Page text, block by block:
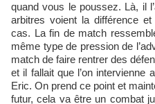
quand vous le poussez. Là, il
arbitres voient la différence et
cas. La fin de match
même type de pression de
match de faire rentrer des
et il fallait que l’on intervienne
Eric. On prend ce point et
futur, cela va être un combat